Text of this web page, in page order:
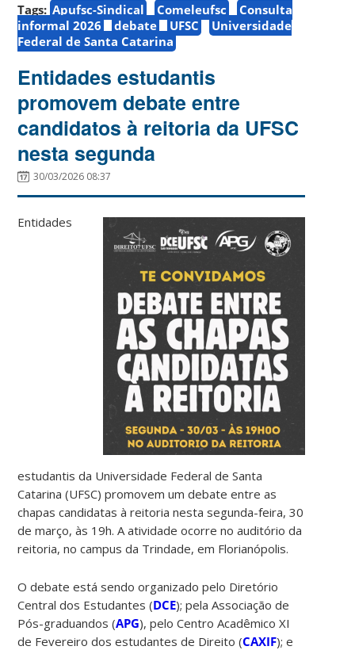
Tags: Apufsc-Sindical Comeleufsc
Consulta
informal 2026
debate UFSC
Universidade
Federal de Santa Catarina
Entidades estudantis
promovem debate entre
candidatos à reitoria da UFSC
nesta segunda
30/03/2026 08:37
Entidades
estudantis da Universidade Federal de Santa
Catarina (UFSC) promovem um debate entre as
chapas candidatas à reitoria nesta segunda-feira, 30
de março, às 19h. A atividade ocorre no auditório da
reitoria, no campus da Trindade, em Florianópolis.
O debate está sendo organizado pelo Diretório
Central dos Estudantes (DCE); pela Associação de
Pós-graduandos (APG), pelo Centro Acadêmico XI
de Fevereiro dos estudantes de Direito (CAXIF); e